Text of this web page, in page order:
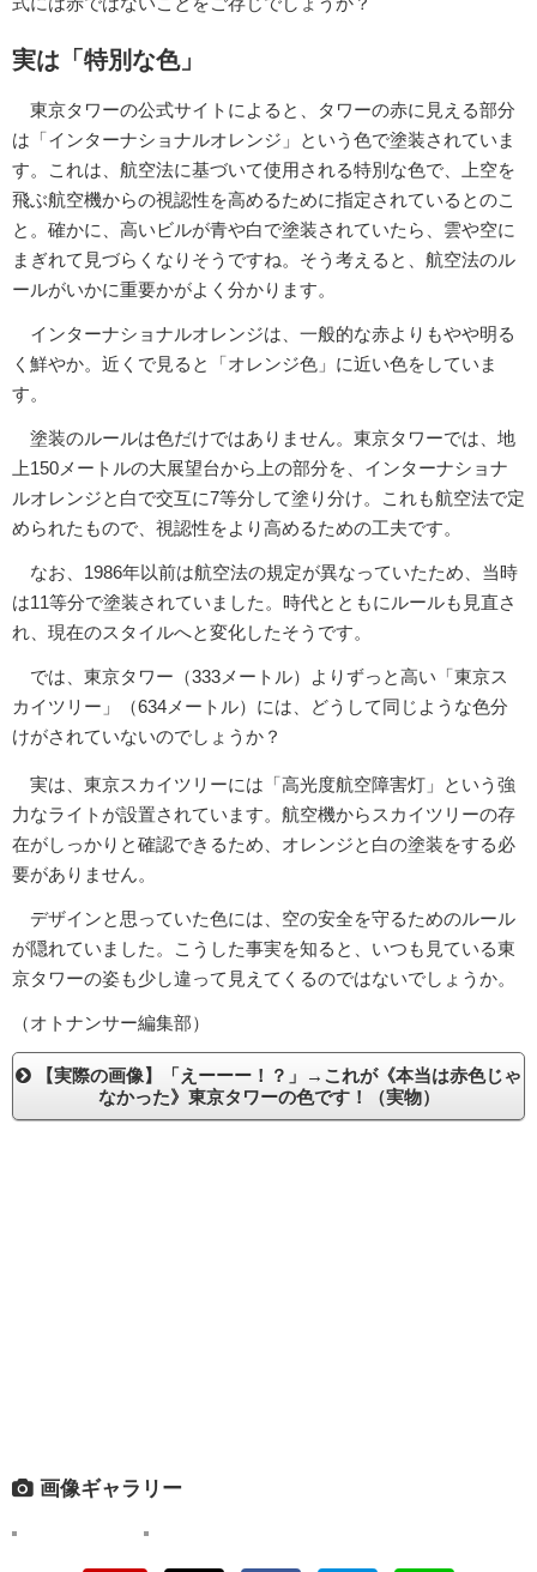
実は「特別な色」
東京タワーの公式サイトによると、タワーの赤に見える部分
は「インターナショナルオレンジ」という色で塗装されていま
す。これは、航空法に基づいて使用される特別な色で、上空を
飛ぶ航空機からの視認性を高めるために指定されているとのこ
と。確かに、高いビルが青や白で塗装されていたら、雲や空に
まぎれて見づらくなりそうですね。そう考えると、航空法のル
ールがいかに重要かがよく分かります。
インターナショナルオレンジは、一般的な赤よりもやや明る
く鮮やか。近くで見ると「オレンジ色」に近い色をしていま
す。
塗装のルールは色だけではありません。東京タワーでは、地
上150メートルの大展望台から上の部分を、インターナショナ
ルオレンジと白で交互に7等分して塗り分け。これも航空法で定
められたもので、視認性をより高めるための工夫です。
なお、1986年以前は航空法の規定が異なっていたため、当時
は11等分で塗装されていました。時代とともにルールも見直さ
れ、現在のスタイルへと変化したそうです。
では、東京タワー（333メートル）よりずっと高い「東京ス
カイツリー」（634メートル）には、どうして同じような色分
けがされていないのでしょうか？
実は、東京スカイツリーには「高光度航空障害灯」という強
力なライトが設置されています。航空機からスカイツリーの存
在がしっかりと確認できるため、オレンジと白の塗装をする必
要がありません。
デザインと思っていた色には、空の安全を守るためのルール
が隠れていました。こうした事実を知ると、いつも見ている東
京タワーの姿も少し違って見えてくるのではないでしょうか。
（オトナンサー編集部）
【実際の画像】「えーーー！？」→これが《本当は赤色じゃ
なかった》東京タワーの色です！（実物）
画像ギャラリー